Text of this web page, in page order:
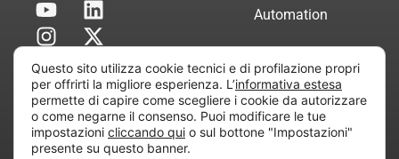
Automation
Servizi di
Consulenza
Certificata
Questo sito utilizza cookie tecnici e di profilazione propri
per offrirti la migliore esperienza. L’informativa estesa
permette di capire come scegliere i cookie da autorizzare
o come negarne il consenso. Puoi modificare le tue
impostazioni cliccando qui o sul bottone "Impostazioni"
presente su questo banner.